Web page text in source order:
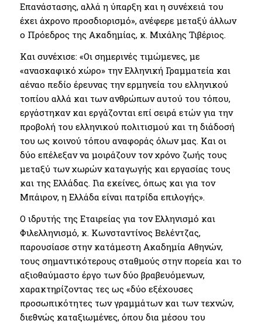
Επανάστασης, αλλά η ύπαρξη και η συνέχειά του
έχει άχρονο προσδιορισμό», ανέφερε μεταξύ άλλων
ο Πρόεδρος της Ακαδημίας, κ. Μιχάλης Τιβέριος.
Και συνέχισε: «Οι σημερινές τιμώμενες, με
«ανασκαφικό χώρο» την Ελληνική Γραμματεία και
αέναο πεδίο έρευνας την ερμηνεία του ελληνικού
τοπίου αλλά και των ανθρώπων αυτού του τόπου,
εργάστηκαν και εργάζονται επί σειρά ετών για την
προβολή του ελληνικού πολιτισμού και τη διάδοσή
του ως κοινού τόπου αναφοράς όλων μας. Και οι
δύο επέλεξαν να μοιράζουν τον χρόνο ζωής τους
μεταξύ των χωρών καταγωγής και εργασίας τους
και της Ελλάδας. Για εκείνες, όπως και για τον
Μπάιρον, η Ελλάδα είναι πατρίδα επιλογής».
Ο ιδρυτής της Εταιρείας για τον Ελληνισμό και
Φιλελληνισμό, κ. Κωνσταντίνος Βελέντζας,
παρουσίασε στην κατάμεστη Ακαδημία Αθηνών,
τους σημαντικότερους σταθμούς στην πορεία και το
αξιοθαύμαστο έργο των δύο βραβευόμενων,
χαρακτηρίζοντας τες ως «δύο εξέχουσες
προσωπικότητες των γραμμάτων και των τεχνών,
διεθνώς καταξιωμένες, όπου δια μέσου του